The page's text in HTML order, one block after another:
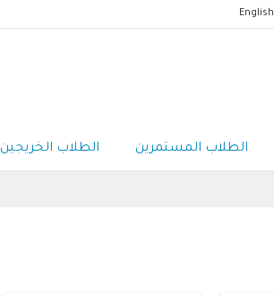
English
الطلاب المستمرين الطلاب الخريجين